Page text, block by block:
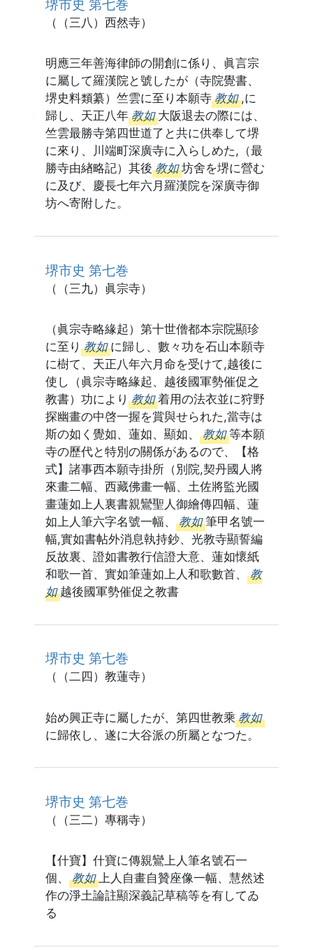
堺市史 第七巻
（（三八）西然寺）
明應三年善海律師の開創に係り、眞言宗
に屬して羅漢院と號したが（寺院覺書、
堺史料類纂）竺雲に至り本願寺 教如 ,に
歸し、天正八年 教如 大阪退去の際には、
竺雲最勝寺第四世道了と共に供奉して堺
に來り、川端町深廣寺に入らしめた,（最
勝寺由緖略記）其後 教如 坊舍を堺に營む
に及び、慶長七年六月羅漢院を深廣寺御
坊へ寄附した。
堺市史 第七巻
（（三九）眞宗寺）
（眞宗寺略緣起）第十世僧都本宗院顯珍
に至り 教如 に歸し、數々功を石山本願寺
に樹て、天正八年六月命を受けて,越後に
使し（眞宗寺略緣起、越後國軍勢催促之
教書）功により 教如 着用の法衣並に狩野
探幽畫の中啓一握を賞與せられた,當寺は
斯の如く覺如、蓮如、顯如、 教如 等本願
寺の歷代と特別の關係があるので、【格
式】諸事西本願寺掛所（別院,契丹國人將
來畫二幅、西藏佛畫一幅、土佐將監光國
畫蓮如上人裏書親鸞聖人御繪傳四幅、蓮
如上人筆六字名號一幅、 教如 筆甲名號一
幅,實如書帖外消息執持鈔、光教寺顯誓編
反故裏、證如書教行信證大意、蓮如懷紙
和歌一首、實如筆蓮如上人和歌數首、 教
如 越後國軍勢催促之教書
堺市史 第七巻
（（二四）教蓮寺）
始め興正寺に屬したが、第四世教乘 教如
に歸依し、遂に大谷派の所屬となつた。
堺市史 第七巻
（（三二）專稱寺）
【什寶】什寶に傳親鸞上人筆名號石一
個、 教如 上人自畫自贊座像一幅、慧然述
作の淨土論註顯深義記草稿等を有してゐ
る